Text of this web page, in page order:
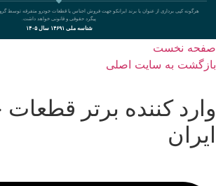
هرگونه کپی برداری از عنوان یا برند ایرانکو جهت فروش اجناس یا قطعات خودرو متفرقه توسط
پیگرد حقوقی و قانونی خواهد داشت.
شناسه ملی ۱۴۶۹۱ سال ۱۴۰۵
صفحه نخست
بازگشت به سایت اصلی
وارد کننده برتر قطعات
ایران